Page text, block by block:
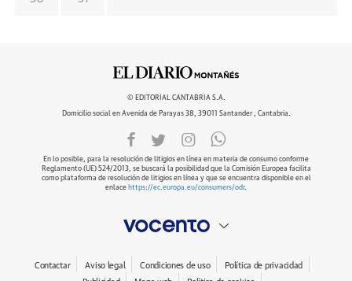
© EDITORIAL CANTABRIA S.A.
Domicilio social en Avenida de Parayas 38, 39011 Santander , Cantabria.
En lo posible, para la resolución de litigios en línea en materia de consumo conforme
Reglamento (UE) 524/2013, se buscará la posibilidad que la Comisión Europea facilita
como plataforma de resolución de litigios en línea y que se encuentra disponible en el
enlace https://ec.europa.eu/consumers/odr.
Contactar Aviso legal Condiciones de uso
Política de privacidad